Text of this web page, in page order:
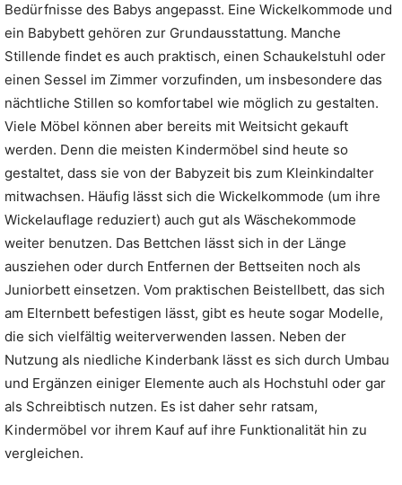
Bedürfnisse des Babys angepasst. Eine Wickelkommode und
ein Babybett gehören zur Grundausstattung. Manche
Stillende findet es auch praktisch, einen Schaukelstuhl oder
einen Sessel im Zimmer vorzufinden, um insbesondere das
nächtliche Stillen so komfortabel wie möglich zu gestalten.
Viele Möbel können aber bereits mit Weitsicht gekauft
werden. Denn die meisten Kindermöbel sind heute so
gestaltet, dass sie von der Babyzeit bis zum Kleinkindalter
mitwachsen. Häufig lässt sich die Wickelkommode (um ihre
Wickelauflage reduziert) auch gut als Wäschekommode
weiter benutzen. Das Bettchen lässt sich in der Länge
ausziehen oder durch Entfernen der Bettseiten noch als
Juniorbett einsetzen. Vom praktischen Beistellbett, das sich
am Elternbett befestigen lässt, gibt es heute sogar Modelle,
die sich vielfältig weiterverwenden lassen. Neben der
Nutzung als niedliche Kinderbank lässt es sich durch Umbau
und Ergänzen einiger Elemente auch als Hochstuhl oder gar
als Schreibtisch nutzen. Es ist daher sehr ratsam,
Kindermöbel vor ihrem Kauf auf ihre Funktionalität hin zu
vergleichen.